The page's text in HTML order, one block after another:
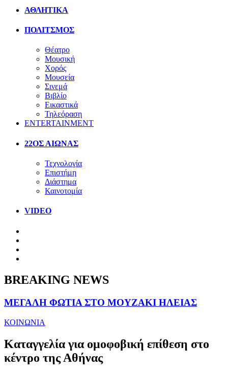
ΑΘΛΗΤΙΚΑ
ΠΟΛΙΤΣΜΟΣ
Θέατρο
Μουσική
Χορός
Μουσεία
Σινεμά
Βιβλίο
Εικαστικά
Τηλεόραση
ENTERTAINMENT
22ΟΣ ΑΙΩΝΑΣ
Τεχνολογία
Επιστήμη
Διάστημα
Καινοτομία
VIDEO
BREAKING NEWS
ΜΕΓΑΛΗ ΦΩΤΙΑ ΣΤΟ ΜΟΥΖΑΚΙ ΗΛΕΙΑΣ
ΚΟΙΝΩΝΙΑ
Καταγγελία για ομοφοβική επίθεση στο
κέντρο της Αθήνας